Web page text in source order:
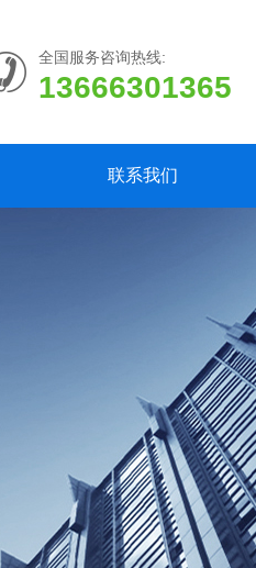
全国服务咨询热线:
13666301365
联系我们